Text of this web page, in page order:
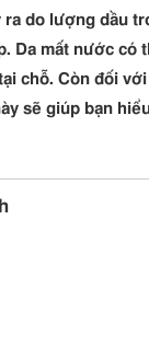
do lượng dầu
Da mất nước có
chỗ. Còn đối
sẽ giúp bạn